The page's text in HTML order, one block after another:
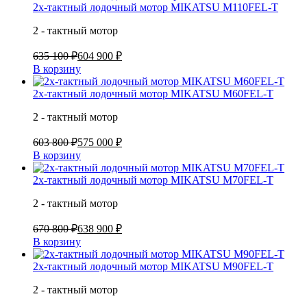
2х-тактный лодочный мотор MIKATSU M110FEL-T
2 - тактный мотор
635 100 ₽604 900 ₽
В корзину
2х-тактный лодочный мотор MIKATSU M60FEL-T
2 - тактный мотор
603 800 ₽575 000 ₽
В корзину
2х-тактный лодочный мотор MIKATSU M70FEL-T
2 - тактный мотор
670 800 ₽638 900 ₽
В корзину
2х-тактный лодочный мотор MIKATSU M90FEL-T
2 - тактный мотор